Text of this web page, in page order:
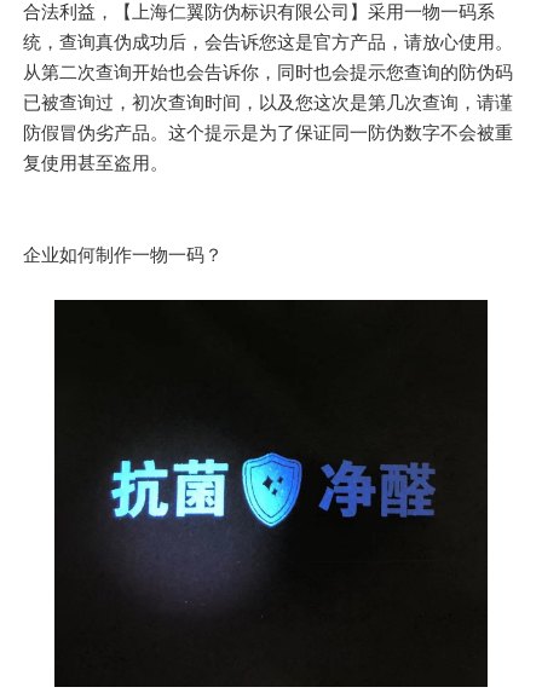
合法利益，【上海仁翼防伪标识有限公司】采用一物一码系
统，查询真伪成功后，会告诉您这是官方产品，请放心使用。
从第二次查询开始也会告诉你，同时也会提示您查询的防伪码
已被查询过，初次查询时间，以及您这次是第几次查询，请谨
防假冒伪劣产品。这个提示是为了保证同一防伪数字不会被重
复使用甚至盗用。
企业如何制作一物一码？